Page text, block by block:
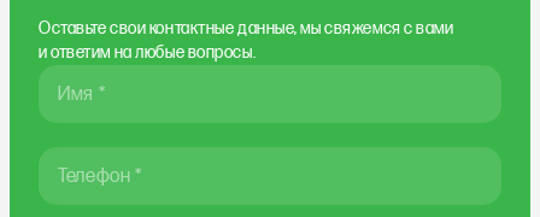
Оставьте свои контактные данные, мы свяжемсяс вами
и ответим на любые вопросы.
Имя *
Телефон *